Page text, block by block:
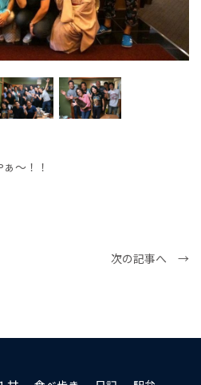
〜！！
次の記事へ →